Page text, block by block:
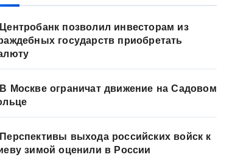
Центробанк позволил инвесторам из
государств приобретать
В Москве ограничат движение на Садовом
Перспективы выхода российских войск к
зимой оценили в России